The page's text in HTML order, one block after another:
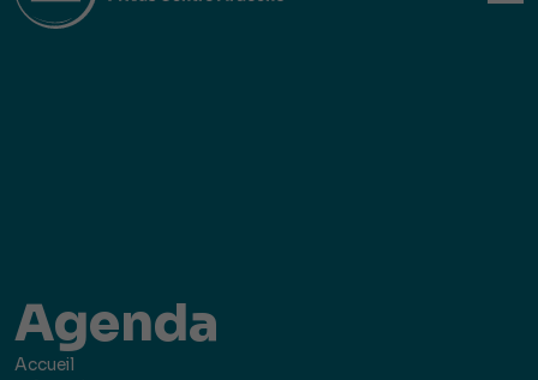
Agenda
Accueil